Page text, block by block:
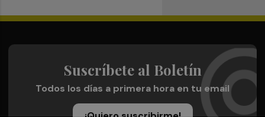
Suscríbete al Boletín
Todos los días a primera hora en tu email